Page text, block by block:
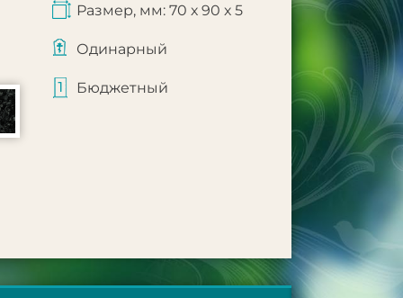
Размер, мм: 70 х 90 х 5
Одинарный
Бюджетный